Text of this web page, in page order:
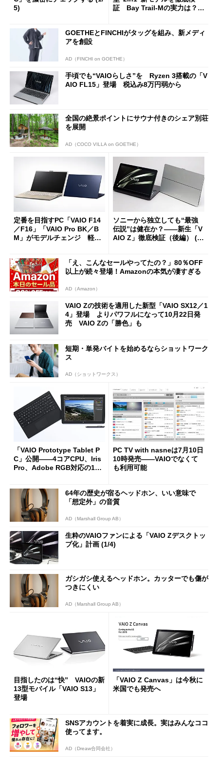
5)
証 Bay Trail-Mの実力は？
GOETHEとFINCHIがタッグを組み、新メディ
アを創設
AD（FINCHI on GOETHE）
手頃でも“VAIOらしさ”を Ryzen 3搭載の「V
AIO FL15」登場 税込み8万円弱から
全国の絶景ポイントにサウナ付きのシェア別荘
を展開
AD（COCO VILLA on GOETHE）
定番を目指すPC「VAIO F14
／F16」「VAIO Pro BK／B
M」がモデルチェンジ 軽量
ソニーから独立しても“最強
伝説”は健在か？――新生「V
AIO Z」徹底検証（後編） (1/
「え、こんなセールやってたの？」80％OFF
以上が続々登場！Amazonの本気が凄すぎる
AD（Amazon）
VAIO Zの技術を適用した新型「VAIO SX12／1
4」登場 よりパワフルになって10月22日発
売 VAIO Zの「勝色」も
短期・単発バイトを始めるならショットワーク
ス
AD（ショットワークス）
「VAIO Prototype Tablet P
C」公開――4コアCPU、Iris
Pro、Adobe RGB対応の12.3
PC TV with nasneは7月10日
10時発売――VAIOでなくて
も利用可能
64年の歴史が宿るヘッドホン、いい意味で
「想定外」の音質
AD（Marshall Group AB）
生粋のVAIOファンによる「VAIO Zデスクトッ
プ化」計画 (1/4)
ガシガシ使えるヘッドホン。カッターでも傷が
つきにくい
AD（Marshall Group AB）
目指したのは“快” VAIOの新
13型モバイル「VAIO S13」
登場
「VAIO Z Canvas」は今秋に
米国でも発売へ
SNSアカウントを着実に成長。実はみんなココ
使ってます。
AD（Dreaw合同会社）